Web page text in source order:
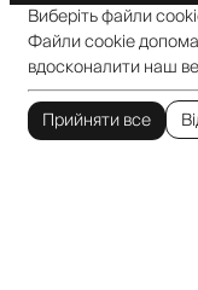
Виберіть файли
Файли cookie
вдосконалити наш
Прийняти все